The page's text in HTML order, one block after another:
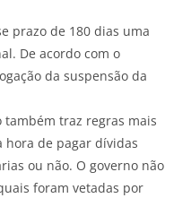
prazo de 180 dias uma
De acordo com o
da suspensão da
também traz regras mais
hora de pagar dívidas
ou não. O governo não
foram vetadas por